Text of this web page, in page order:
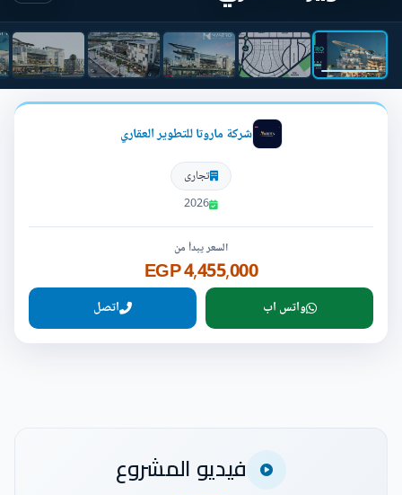
شركة ماروتا للتطوير العقاري
تجارى
2026
السعر يبدأ من
4,455,000 EGP
واتس اب اتصل
فيديو المشروع